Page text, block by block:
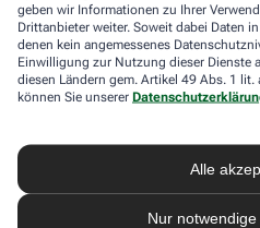
geben wir Informationen zu Ihrer
Drittanbieter weiter. Soweit dabei Daten
denen kein angemessenes
Einwilligung zur Nutzung dieser Dienste
diesen Ländern gem. Artikel 49 Abs. 1 lit.
können Sie unserer
Alle
Nur
Abholung in der Apotheke
Botendienstlieferung
apotheke.com
Newsletter